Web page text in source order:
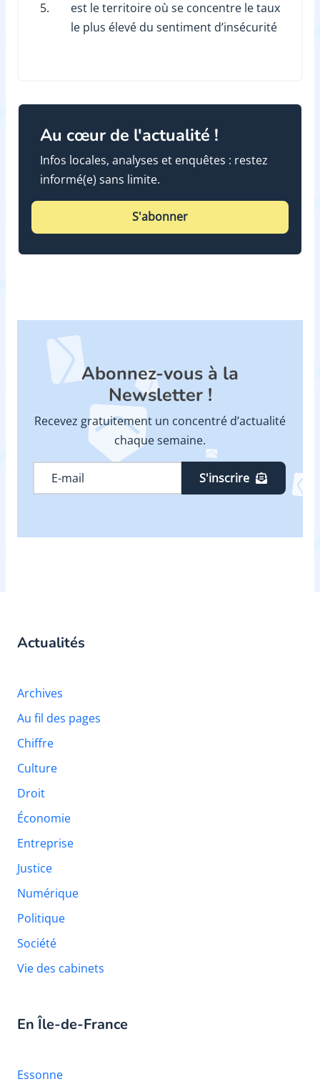
5.
est le territoire où se concentre le taux
le plus élevé du sentiment d’insécurité
Au cœur de l'actualité !
Infos locales, analyses et enquêtes : restez
informé(e) sans limite.
S'abonner
Abonnez-vous à la
Newsletter !
Recevez gratuitement un concentré d’actualité
chaque semaine.
S'inscrire
Actualités
Archives
Au fil des pages
Chiffre
Culture
Droit
Économie
Entreprise
Justice
Numérique
Politique
Société
Vie des cabinets
En Île-de-France
Essonne